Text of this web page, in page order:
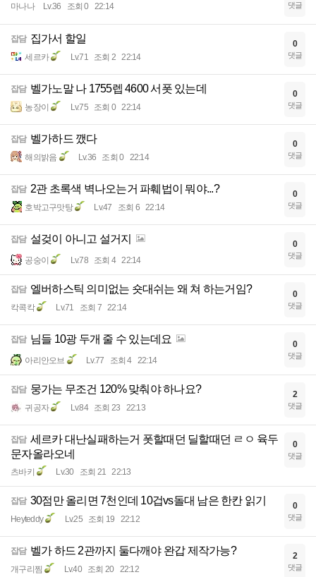
마나나 Lv.36 조회 0 22:14 댓글
잡담 집가서 할일
세르카 Lv.71 조회 2 22:14
0
댓글
잡담 벨가노말 나 1755렙 4600 서폿 있는데
농장이 Lv.75 조회 0 22:14
0
댓글
잡담 벨가하드 깼다
해의밝음 Lv.36 조회 0 22:14
0
댓글
잡담 2관 초록색 벽나오는거 파훼법이 뭐야...?
호박고구맛탕 Lv.47 조회 6 22:14
0
댓글
잡담 설겆이 아니고 설거지
공숭이 Lv.78 조회 4 22:14
0
댓글
잡담 엘버하스틱 의미없는 숏대쉬는 왜 쳐 하는거임?
칵콕칵 Lv.71 조회 7 22:14
0
댓글
잡담 님들 10광 두개 줄 수 있는데요
아리안오브 Lv.77 조회 4 22:14
0
댓글
잡담 뭉가는 무조건 120% 맞춰야 하나요?
귀공자 Lv.84 조회 23 22:13
2
댓글
잡담 세르카 대난실패하는거 폿할때던 딜할때던 ㄹㅇ 육두
문자올라오네
츠바키 Lv.30 조회 21 22:13
0
댓글
잡담 30점만 올리면 7천인데 10겁vs돌대 남은 한칸 읽기
Heyteddy Lv.25 조회 19 22:12
0
댓글
잡담 벨가 하드 2관까지 둘다깨야 완갑 제작가능?
개구리찜 Lv.40 조회 20 22:12
2
댓글